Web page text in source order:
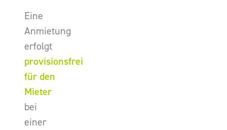
Eine
Anmietung
erfolgt
provisionsfrei
für den
Mieter
bei
einer